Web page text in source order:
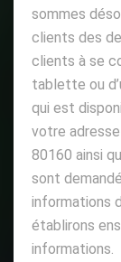
sommes
clients des
clients à se
tablette ou
qui est
votre
80160 ainsi
sont
informations
établirons
informations.